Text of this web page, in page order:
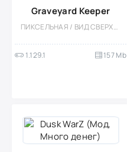
Graveyard Keeper
ПИКСЕЛЬНАЯ / ВИД СВЕРХУ / СТРАТЕГИИ / РОЛЕВЫЕ / ВЕСЁЛАЯ / ОДНОПОЛЬЗОВАТЕЛЬСКИЕ / ОФЛАЙН / ПЛАТНАЯ / СТИЛИЗАЦИЯ / СИМУЛЯТОРЫ / УПРАВЛЕНИЕ / ЭКОНОМИЧЕСКАЯ СТРАТЕГИЯ / КАЗУАЛЬНЫЕ / ПОРТЫ / ВСТРОЕННЫЙ КЕШ
1.129.1 157 Mb